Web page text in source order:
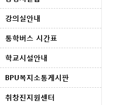
강의실안내
통학버스 시간표
학교시설안내
BPU복지소통게시판
취창진지원센터